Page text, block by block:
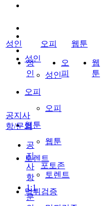
성인
성인
오피
오피
웹툰
웹툰
토렌트
토렌트
먹튀검증
성인
성
인
오피
오
피
웹툰
웹
툰
공지사
항/문의
공
지
사
항
1:1
문
포토존